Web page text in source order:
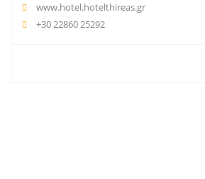
www.hotel.hotelthireas.gr
+30 22860 25292